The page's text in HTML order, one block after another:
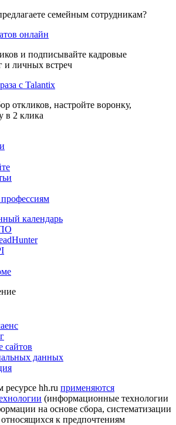
семейным сотрудникам?
онлайн
и подписывайте кадровые
и личных встреч
с Talantix
откликов, настройте воронку,
в 2 клика
календарь
сайтов
данных
hh.ru применяются
(информационные технологии
на основе сбора, систематизации
к предпочтениям